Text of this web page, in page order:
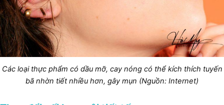
Các loại thực phẩm có dầu mỡ, cay nóng có thể kích thích tuyến
bã nhờn tiết nhiều hơn, gây mụn (Nguồn: Internet)